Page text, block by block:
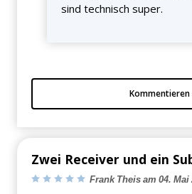
sind technisch super.
Kommentieren
Zwei Receiver und ein
Frank Theis am 04. Mai